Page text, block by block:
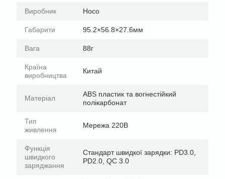
Виробник Hoco
Габарити 95.2×56.8×27.6мм
Вага 88г
Країна
виробництва
Китай
Матеріал
ABS пластик та вогнестійкий
полікарбонат
Тип
живлення
Мережа 220В
Функція
швидкого
заряджання
Стандарт швидкої зарядки: PD3.0,
PD2.0, QC 3.0